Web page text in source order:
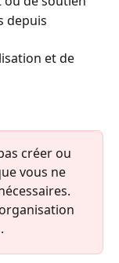
depuis
et de
créer ou
vous ne